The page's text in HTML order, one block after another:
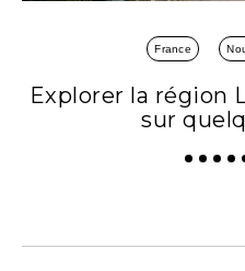
France
Explorer la région
sur